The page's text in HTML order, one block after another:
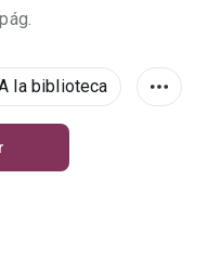
la biblioteca